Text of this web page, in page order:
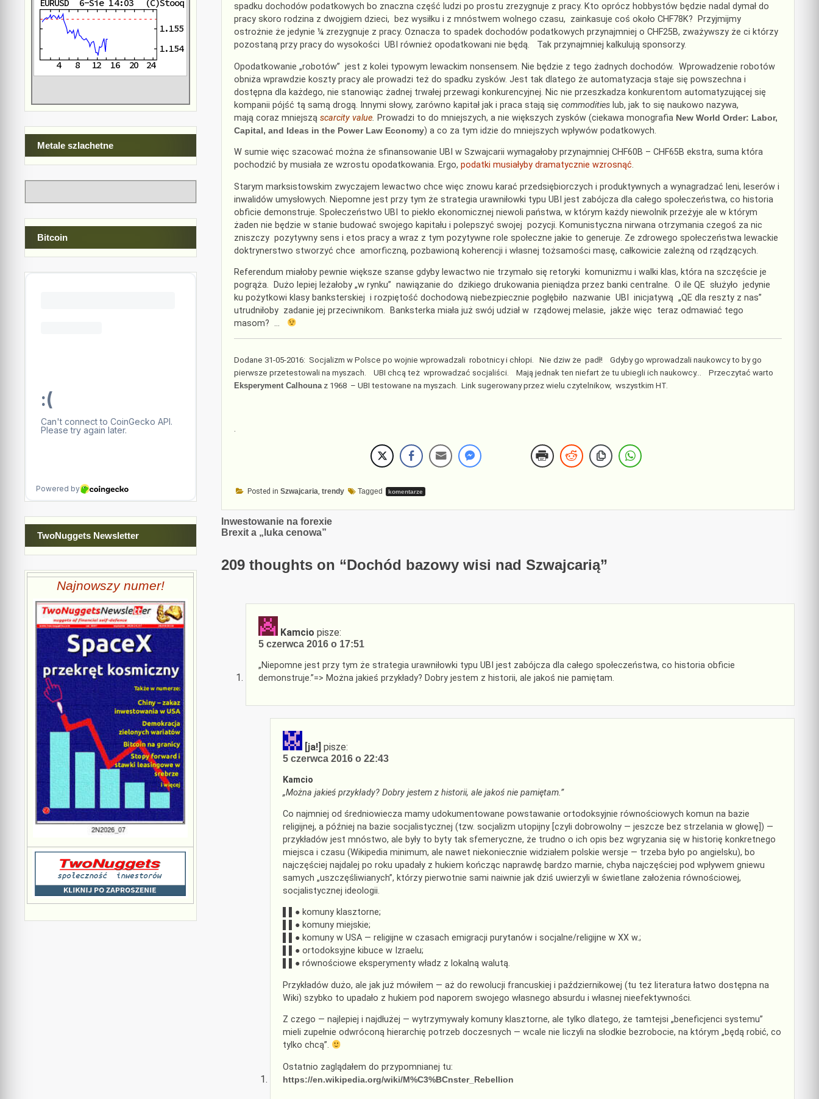
spadku dochodów podatkowych bo znaczna część ludzi po prostu zrezygnuje z pracy. Kto oprócz hobbystów będzie nadal dymał do
pracy skoro rodzina z dwojgiem dzieci, bez wysiłku i z mnóstwem wolnego czasu, zainkasuje coś około CHF78K? Przyjmijmy
ostrożnie że jedynie ¼ zrezygnuje z pracy. Oznacza to spadek dochodów podatkowych przynajmniej o CHF25B, zważywszy że ci którzy
pozostaną przy pracy do wysokości UBI również opodatkowani nie będą. Tak przynajmniej kalkulują sponsorzy.
Opodatkowanie „robotów” jest z kolei typowym lewackim nonsensem. Nie będzie z tego żadnych dochodów. Wprowadzenie robotów
obniża wprawdzie koszty pracy ale prowadzi też do spadku zysków. Jest tak dlatego że automatyzacja staje się powszechna i
dostępna dla każdego, nie stanowiąc żadnej trwałej przewagi konkurencyjnej. Nic nie przeszkadza konkurentom automatyzującej się
kompanii pójść tą samą drogą. Innymi słowy, zarówno kapitał jak i praca stają się commoditieslub, jak to się naukowo nazywa,
mają coraz mniejszą scarcity value. Prowadzi to do mniejszych, a nie większych zysków (ciekawa monografia New World Order: Labor,
Capital, and Ideas in the Power Law Economy) a co za tym idzie do mniejszych wpływów podatkowych.
W sumie więc szacować można że sfinansowanie UBI w Szwajcarii wymagałoby przynajmniej CHF60B – CHF65B ekstra, suma która
pochodzić by musiała ze wzrostu opodatkowania. Ergo, podatki musiałyby dramatycznie wzrosnąć.
Starym marksistowskim zwyczajem lewactwo chce więc znowu karać przedsiębiorczych i produktywnych a wynagradzać leni, leserów i
inwalidów umysłowych. Niepomne jest przy tym że strategia urawniłowki typu UBI jest zabójcza dla całego społeczeństwa, co historia
obficie demonstruje. Społeczeństwo UBI to piekło ekonomicznej niewoli państwa, w którym każdy niewolnik przeżyje ale w którym
żaden nie będzie w stanie budować swojego kapitału i polepszyć swojej pozycji. Komunistyczna nirwana otrzymania czegoś za nic
zniszczy pozytywny sens i etos pracy a wraz z tym pozytywne role społeczne jakie to generuje. Ze zdrowego społeczeństwa lewackie
doktrynerstwo stworzyć chce amorficzną, pozbawioną koherencji i własnej tożsamości masę, całkowicie zależną od rządzących.
Referendum miałoby pewnie większe szanse gdyby lewactwo nie trzymało się retoryki komunizmu i walki klas, która na szczęście je
pogrąża. Dużo lepiej leżałoby „w rynku” nawiązanie do dzikiego drukowania pieniądza przez banki centralne. O ile QE służyło jedynie
ku pożytkowi klasy banksterskiej i rozpiętość dochodową niebezpiecznie pogłębiło nazwanie UBI inicjatywą „QE dla reszty z nas”
utrudniłoby zadanie jej przeciwnikom. Banksterka miała już swój udział w rządowej melasie, jakże więc teraz odmawiać tego
masom? …
Dodane 31-05-2016: Socjalizm w Polsce po wojnie wprowadzali robotnicy i chłopi. Nie dziw że padł! Gdyby go wprowadzali naukowcy to by go
pierwsze przetestowali na myszach. UBI chcą też wprowadzać socjaliści. Mają jednak ten niefart że tu ubiegli ich naukowcy… Przeczytać warto
Eksperyment Calhounaz 1968 – UBI testowane na myszach. Link sugerowany przez wielu czytelnikow, wszystkim HT.
.
Posted in Szwajcaria trendy Tagged komentarze
Nawigacja
wpisu
Inwestowanie na forexie
Brexit a „luka cenowa”
209 thoughts on “Dochód bazowy wisi nad Szwajcarią”
Kamcio pisze:
5 czerwca 2016 o 17:51
„Niepomne jest przy tym że strategia urawniłowki typu UBI jest zabójcza dla całego społeczeństwa, co historia obficie
demonstruje.”=> Można jakieś przykłady? Dobry jestem z historii, ale jakoś nie pamiętam.
[ja!] pisze:
5 czerwca 2016 o 22:43
Kamcio
„Można jakieś przykłady? Dobry jestem z historii, ale jakoś nie pamiętam.”
Co najmniej od średniowiecza mamy udokumentowane powstawanie ortodoksyjnie równościowych komun na bazie
religijnej, a później na bazie socjalistycznej (tzw. socjalizm utopijny [czyli dobrowolny — jeszcze bez strzelania w głowę]) —
przykładów jest mnóstwo, ale były to byty tak sfemeryczne, że trudno o ich opis bez wgryzania się w historię konkretnego
miejsca i czasu (Wikipedia minimum, ale nawet niekoniecznie widziałem polskie wersje — trzeba było po angielsku), bo
najczęściej najdalej po roku upadały z hukiem kończąc naprawdę bardzo marnie, chyba najczęściej pod wpływem gniewu
samych „uszczęśliwianych”, którzy pierwotnie sami naiwnie jak dziś uwierzyli w świetlane założenia równościowej,
socjalistycznej ideologii.
▌▌● komuny klasztorne;
▌▌● komuny miejskie;
▌▌● komuny w USA — religijne w czasach emigracji purytanów i socjalne/religijne w XX w.;
▌▌● ortodoksyjne kibuce w Izraelu;
▌▌● równościowe eksperymenty władz z lokalną walutą.
Przykładów dużo, ale jak już mówiłem — aż do rewolucji francuskiej i październikowej (tu też literatura łatwo dostępna na
Wiki) szybko to upadało z hukiem pod naporem swojego własnego absurdu i własnej nieefektywności.
Z czego — najlepiej i najdłużej — wytrzymywały komuny klasztorne, ale tylko dlatego, że tamtejsi „beneficjenci systemu”
mieli zupełnie odwróconą hierarchię potrzeb doczesnych — wcale nie liczyli na słodkie bezrobocie, na którym „będą robić, co
tylko chcą”.
Ostatnio zaglądałem do przypomnianej tu:
https://en.wikipedia.org/wiki/M%C3%BCnster_Rebellion
Metale szlachetne
Bitcoin
TwoNuggets Newsletter
Najnowszy numer!